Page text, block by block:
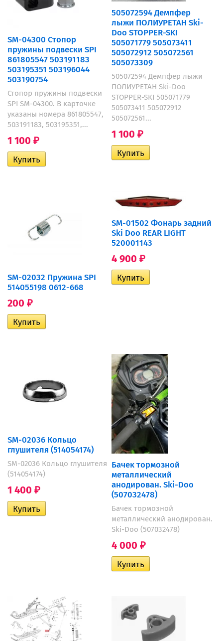
SM-04300 Стопор
пружины подвески SPI
861805547 503191183
503195351 503196044
503190754
Стопор пружины подвески
SPI SM-04300. В карточке
указаны номера 861805547,
503191183, 503195351,...
1 100 ₽
505072594 Демпфер
лыжи ПОЛИУРЕТАН Ski-
Doo STOPPER-SKI
505071779 505073411
505072912 505072561
505073309
505072594 Демпфер лыжи
ПОЛИУРЕТАН Ski-Doo
STOPPER-SKI 505071779
505073411 505072912
505072561...
1 100 ₽
SM-02032 Пружина SPI
514055198 0612-668
200 ₽
SM-01502 Фонарь задний
Ski Doo REAR LIGHT
520001143
4 900 ₽
SM-02036 Кольцо
глушителя (514054174)
SM-02036 Кольцо глушителя
(514054174)
1 400 ₽
Бачек тормозной
металлический
анодирован. Ski-Doo
(507032478)
Бачек тормозной
металлический анодирован.
Ski-Doo (507032478)
4 000 ₽